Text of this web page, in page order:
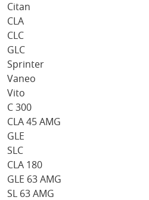
Citan
CLA
CLC
GLC
Sprinter
Vaneo
Vito
C 300
CLA 45 AMG
GLE
SLC
CLA 180
GLE 63 AMG
SL 63 AMG